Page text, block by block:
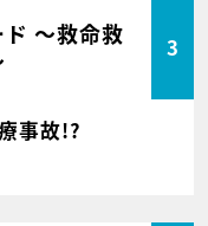
～救命救
3
事故!?